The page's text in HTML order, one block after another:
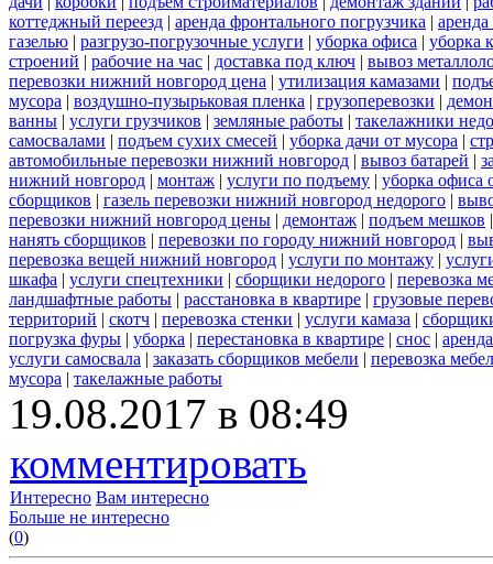
коттеджный переезд | аренда фронтального погрузчика |
газелью | разгрузо-погрузочные услуги | уборка офиса | уборка
строений | рабочие на час | доставка под ключ | вывоз
перевозки нижний новгород цена | утилизация камазами |
мусора | воздушно-пузырьковая пленка | грузоперевозки |
ванны | услуги грузчиков | земляные работы | такелажники
самосвалами | подъем сухих смесей | уборка дачи от мусора |
автомобильные перевозки нижний новгород | вывоз батарей |
нижний новгород | монтаж | услуги по подъему | уборка офиса
сборщиков | газель перевозки нижний новгород недорого |
перевозки нижний новгород цены | демонтаж | подъем мешков
нанять сборщиков | перевозки по городу нижний новгород |
перевозка вещей нижний новгород | услуги по монтажу |
шкафа | услуги спецтехники | сборщики недорого | перевозка
ландшафтные работы | расстановка в квартире | грузовые
территорий | скотч | перевозка стенки | услуги камаза |
погрузка фуры | уборка | перестановка в квартире | снос |
услуги самосвала | заказать сборщиков мебели | перевозка
мусора | такелажные работы
19.08.2017 в 08:49
комментировать
Интересно Вам интересно
Больше не интересно
(0)